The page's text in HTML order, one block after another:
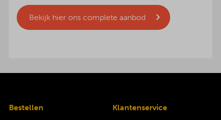
Bekijk hier ons complete aanbod
Bestellen
Klantenservice